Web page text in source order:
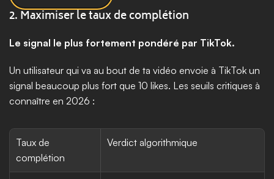
2. Maximiser le taux de complétion
Le signal le plus fortement pondéré par TikTok.
Un utilisateur qui va au bout de ta vidéo envoie à TikTok un
signal beaucoup plus fort que 10 likes. Les seuils critiques à
connaître en 2026 :
Taux de
complétion
Verdict algorithmique